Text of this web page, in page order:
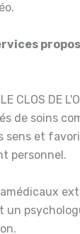
CLOS DE
de soins
sens et
personnel.
un